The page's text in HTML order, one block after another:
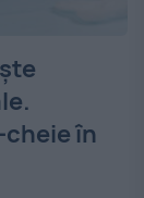
în